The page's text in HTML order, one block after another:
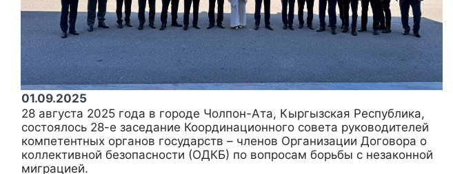
01.09.2025
28 августа 2025 года в городе Чолпон-Ата, Кыргызская Республика,
состоялось 28-е заседание Координационного совета руководителей
компетентных органов государств – членов Организации Договора о
коллективной безопасности (ОДКБ) по вопросам борьбы с незаконной
миграцией.